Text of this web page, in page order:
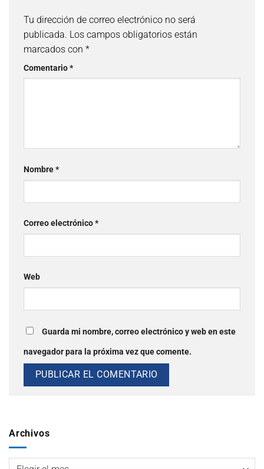
Archivos
Tu dirección de correo electrónico no será
publicada. Los campos obligatorios están
marcados con *
Comentario*
Nombre*
Correo electrónico*
Web
Guarda mi nombre, correo electrónico y web en este
navegador para la próxima vez que comente.